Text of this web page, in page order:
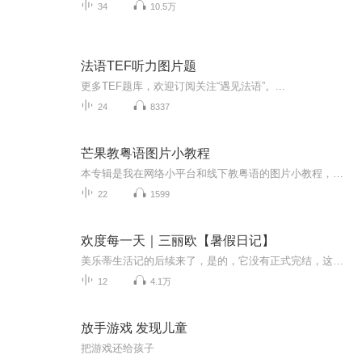
34 10.5万
法语TEF听力图片题
更多TEF题库，欢迎订阅关注“遇见法语”。...
24 8337
芒果教粤语图片小教程
22 1599
欢度每一天｜三丽欧【暑假日记】
12 4.1万
放手游戏 发现儿童
把游戏还给孩子